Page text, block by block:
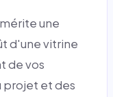
une
d'une vitrine
de vos
projet et des